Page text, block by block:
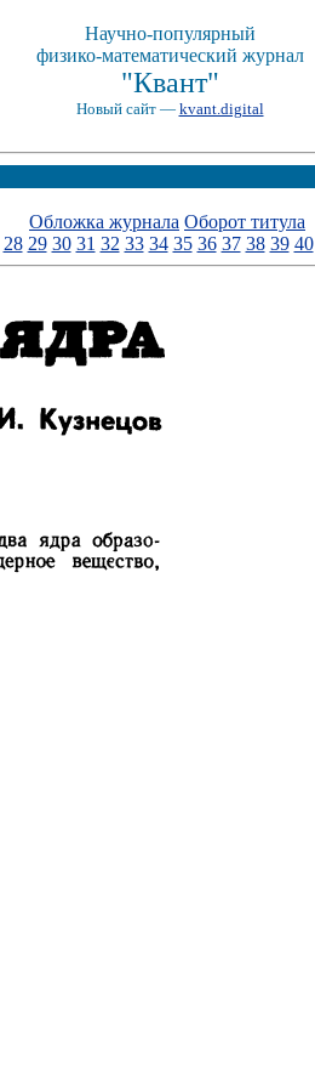
Научно-популярный
физико-математический журнал
"Квант"
Новый сайт — kvant.digital
Обложка журнала Оборот титула
28 29 30 31 32 33 34 35 36 37 38 39 40